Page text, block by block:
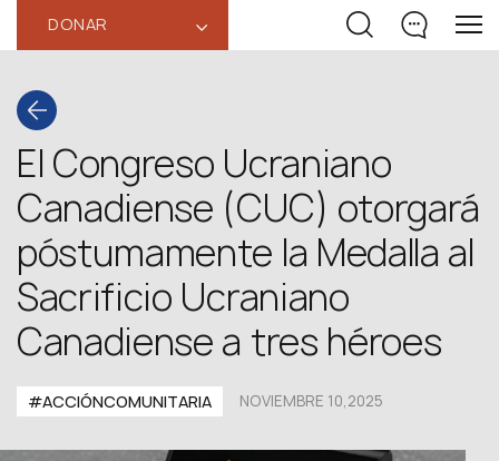
DONAR ‹
El Congreso Ucraniano
Canadiense (CUC) otorgará
póstumamente la Medalla al
Sacrificio Ucraniano
Canadiense a tres héroes
#ACCIÓNCOMUNITARIA NOVIEMBRE 10,2025